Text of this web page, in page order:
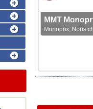
MMT
Monoprix, Nous